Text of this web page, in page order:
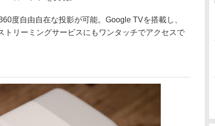
度自由自在な投影が可能。Google TVを搭載し、
トリーミングサービスにもワンタッチでアクセスで